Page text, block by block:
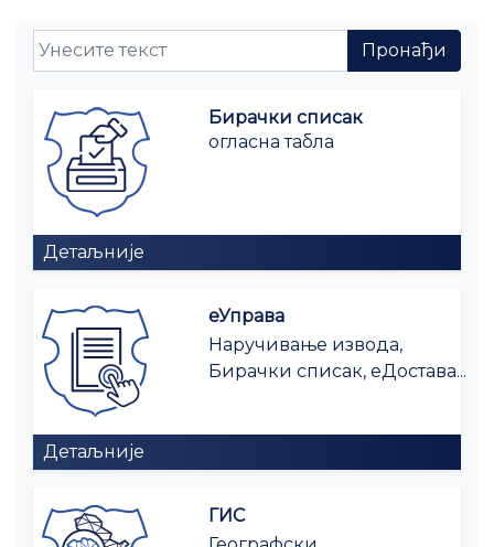
Бирачки списак
огласна табла
Детаљније
еУправа
Наручивање извода,
Бирачки списак, еДостава...
Детаљније
ГИС